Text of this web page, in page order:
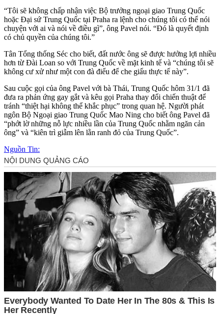
“Tôi sẽ không chấp nhận việc Bộ trưởng ngoại giao Trung Quốc
hoặc Đại sứ Trung Quốc tại Praha ra lệnh cho chúng tôi có thể nói
chuyện với ai và nói về điều gì”, ông Pavel nói. “Đó là quyết định
có chủ quyền của chúng tôi.”
Tân Tổng thống Séc cho biết, đất nước ông sẽ được hưởng lợi nhiều
hơn từ Đài Loan so với Trung Quốc về mặt kinh tế và “chúng tôi sẽ
không cư xử như một con đà điểu để che giấu thực tế này”.
Sau cuộc gọi của ông Pavel với bà Thái, Trung Quốc hôm 31/1 đã
đưa ra phản ứng gay gắt và kêu gọi Praha thay đổi chiến thuật để
tránh “thiệt hại không thể khắc phục” trong quan hệ. Người phát
ngôn Bộ Ngoại giao Trung Quốc Mao Ning cho biết ông Pavel đã
“phớt lờ những nỗ lực nhiều lần của Trung Quốc nhằm ngăn cản
ông” và “kiên trì giẫm lên lằn ranh đỏ của Trung Quốc”.
Nguồn Tin: